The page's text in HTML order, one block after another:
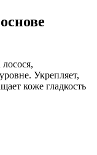
Укрепляет,
коже гладкость